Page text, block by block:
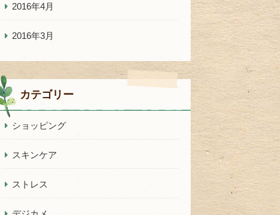
2016年4月
2016年3月
カテゴリー
ショッピング
スキンケア
ストレス